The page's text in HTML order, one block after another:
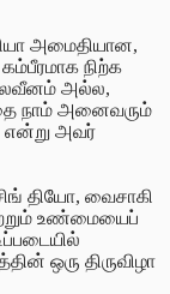
அமைதியான,
நிற்க
பலவீனம் அல்ல,
நாம் அனைவரும்
என்று அவர்
தியோ, வைசாகி
உண்மையைப்
ஒரு திருவிழா